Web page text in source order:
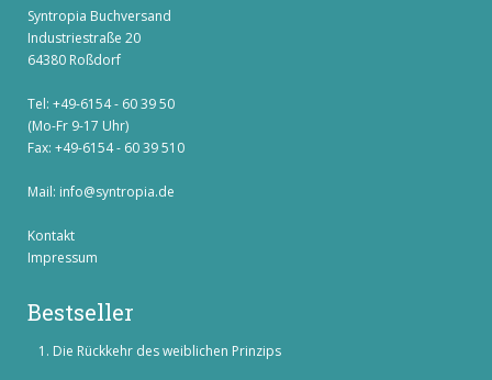
Syntropia Buchversand
Industriestraße 20
64380 Roßdorf
Tel: +49-6154 - 60 39 50
(Mo-Fr 9-17 Uhr)
Fax: +49-6154 - 60 39 510
Mail: info@syntropia.de
Kontakt
Impressum
Bestseller
Die Rückkehr des weiblichen Prinzips